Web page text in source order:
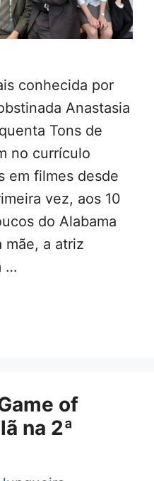
conhecida por
Anastasia
Tons de
no currículo
em filmes ​​desde
vez, aos 10
do Alabama
mãe, a atriz
…
of
na 2ª